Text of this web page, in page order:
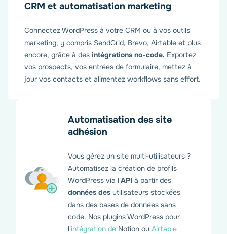
CRM et automatisation marketing
Connectez WordPress à votre CRM ou à vos outils
marketing, y compris SendGrid, Brevo, Airtable et plus
encore, grâce à des intégrations no-code. Exportez
vos prospects, vos entrées de formulaire, mettez à
jour vos contacts et alimentez workflows sans effort.
Automatisation des site
adhésion
Vous gérez un site multi-utilisateurs ?
Automatisez la création de profils
WordPress via l'API à partir des
données des utilisateurs stockées
dans des bases de données sans
code. Nos plugins WordPress pour
l'intégration de Notion ouAirtable